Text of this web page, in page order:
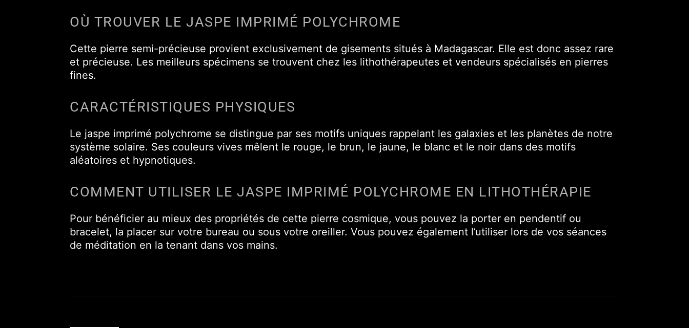
OÙ TROUVER LE JASPE IMPRIMÉ POLYCHROME
Cette pierre semi-précieuse provient exclusivement de gisements situés à Madagascar. Elle est donc assez rare
et précieuse. Les meilleurs spécimens se trouvent chez les lithothérapeutes et vendeurs spécialisés en pierres
fines.
CARACTÉRISTIQUES PHYSIQUES
Le jaspe imprimé polychrome se distingue par ses motifs uniques rappelant les galaxies et les planètes de notre
système solaire. Ses couleurs vives mêlent le rouge, le brun, le jaune, le blanc et le noir dans des motifs
aléatoires et hypnotiques.
COMMENT UTILISER LE JASPE IMPRIMÉ POLYCHROME EN LITHOTHÉRAPIE
Pour bénéficier au mieux des propriétés de cette pierre cosmique, vous pouvez la porter en pendentif ou
bracelet, la placer sur votre bureau ou sous votre oreiller. Vous pouvez également l’utiliser lors de vos séances
de méditation en la tenant dans vos mains.